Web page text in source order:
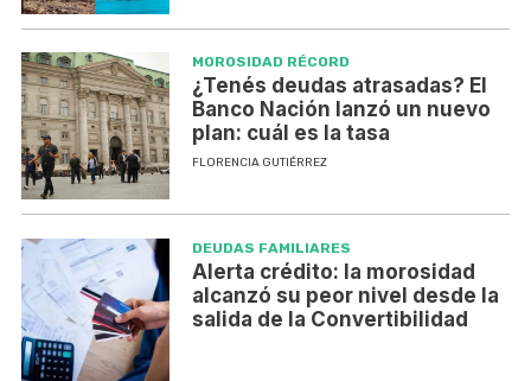
MOROSIDAD RÉCORD
¿Tenés deudas atrasadas? El
Banco Nación lanzó un nuevo
plan: cuál es la tasa
FLORENCIA GUTIÉRREZ
DEUDAS FAMILIARES
Alerta crédito: la morosidad
alcanzó su peor nivel desde la
salida de la Convertibilidad